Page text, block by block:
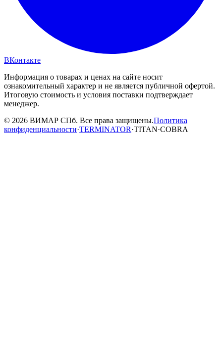
ВКонтакте
Информация о товарах и ценах на сайте носит
ознакомительный характер и не является публичной офертой.
Итоговую стоимость и условия поставки подтверждает
менеджер.
© 2026 ВИМАР СПб. Все права защищены.Политика
конфиденциальности·TERMINATOR·TITAN·COBRA